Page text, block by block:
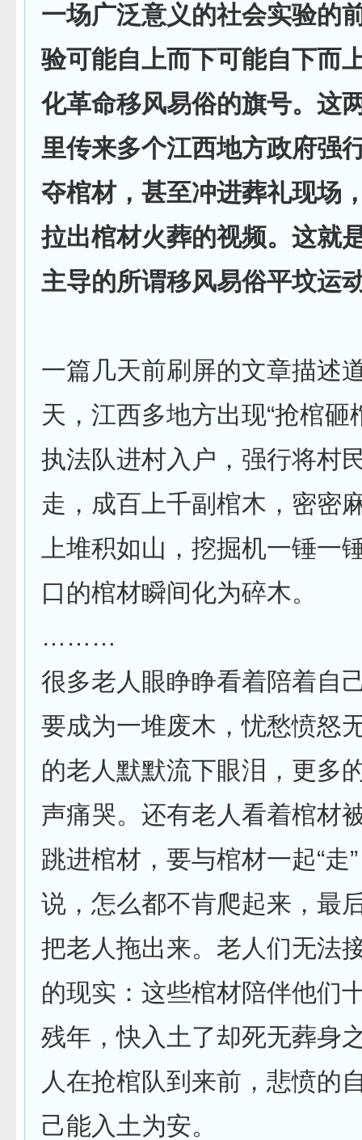
一场广泛意义的社会实验的
验可能自上而下可能自下而
化革命移风易俗的旗号。这
里传来多个江西地方政府强
夺棺材，甚至冲进葬礼现场
拉出棺材火葬的视频。这就
主导的所谓移风易俗平坟运
一篇几天前刷屏的文章描述
天，江西多地方出现“抢棺砸
执法队进村入户，强行将村
走，成百上千副棺木，密密
上堆积如山，挖掘机一锤一
口的棺材瞬间化为碎木。
………
很多老人眼睁睁看着陪着自
要成为一堆废木，忧愁愤怒
的老人默默流下眼泪，更多
声痛哭。还有老人看着棺材
跳进棺材，要与棺材一起“走
说，怎么都不肯爬起来，最
把老人拖出来。老人们无法
的现实：这些棺材陪伴他们
残年，快入土了却死无葬身
人在抢棺队到来前，悲愤的
己能入土为安。